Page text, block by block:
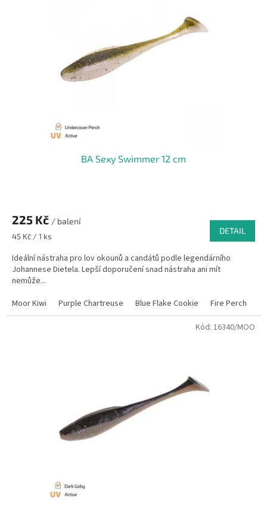
BA Sexy Swimmer 12 cm
225 Kč / balení
Měrná
45 Kč / 1 ks
DETAIL
Ideální nástraha pro lov okounů a candátů podle legendárního
Johannese Dietela. Lepší doporučení snad nástraha ani mít
nemůže...
Moor Kiwi
Purple Chartreuse Blue Flake Cookie Fire Perch
Kód: 16340/MOO